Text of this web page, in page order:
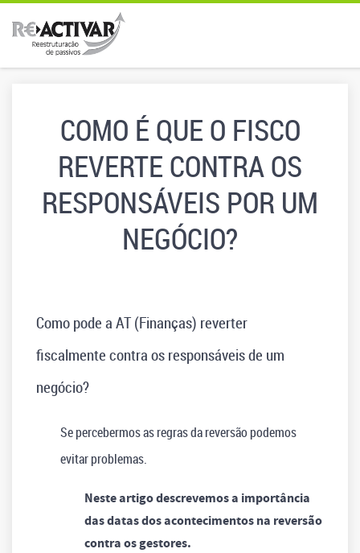
COMO É QUE O FISCO
REVERTE CONTRA OS
RESPONSÁVEIS POR UM
NEGÓCIO?
Como pode a AT (Finanças) reverter
fiscalmente contra os responsáveis de um
negócio?
Se percebermos as regras da reversão podemos
evitar problemas.
Neste artigo descrevemos a importância
das datas dos acontecimentos na reversão
contra os gestores.